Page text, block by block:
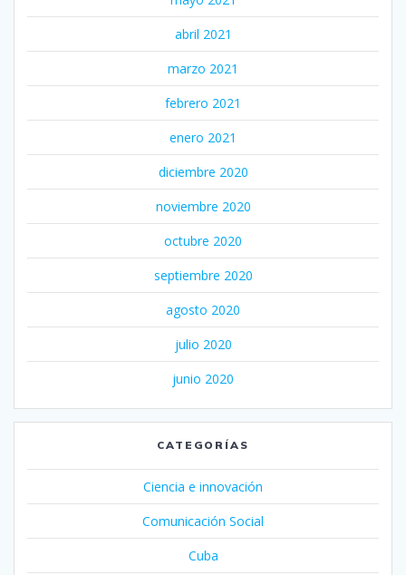
abril 2021
marzo 2021
febrero 2021
enero 2021
diciembre 2020
noviembre 2020
octubre 2020
septiembre 2020
agosto 2020
julio 2020
junio 2020
CATEGORÍAS
Ciencia e innovación
Comunicación Social
Cuba